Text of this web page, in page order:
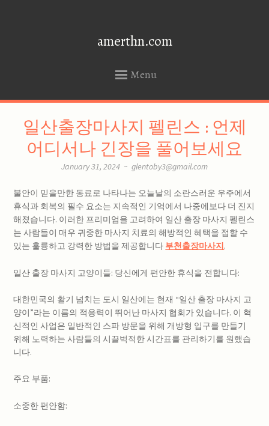
amerthn.com
Menu
CONTENT
일산출장마사지 펠린스 : 언제
어디서나 긴장을 풀어보세요
January 31, 2024 ~ glentoby3@gmail.com
불안이 믿을만한 동료로 나타나는 오늘날의 소란스러운 우주에서
휴식과 회복의 필수 요소는 지속적인 기억에서 나중에보다 더 진지
해졌습니다. 이러한 프리미엄을 고려하여 일산 출장 마사지 펠린스
는 사람들이 매우 귀중한 마사지 치료의 해방적인 혜택을 접할 수
있는 훌륭하고 강력한 방법을 제공합니다 부천출장마사지.
일산 출장 마사지 고양이들: 당신에게 편안한 휴식을 전합니다:
대한민국의 활기 넘치는 도시 일산에는 현재 “일산 출장 마사지 고
양이”라는 이름의 적응력이 뛰어난 마사지 협회가 있습니다. 이 혁
신적인 사업은 일반적인 스파 방문을 위해 개방형 입구를 만들기
위해 노력하는 사람들의 시끌벅적한 시간표를 관리하기를 원했습
니다.
주요 부품:
소중한 편안함: